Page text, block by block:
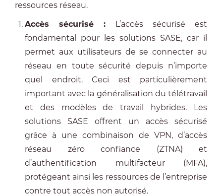
ressources réseau.
Accès sécurisé : L’accès sécurisé est
fondamental pour les solutions SASE, car il
permet aux utilisateurs de se connecter au
réseau en toute sécurité depuis n’importe
quel endroit. Ceci est particulièrement
important avec la généralisation du télétravail
et des modèles de travail hybrides. Les
solutions SASE offrent un accès sécurisé
grâce à une combinaison de VPN, d’accès
réseau zéro confiance (ZTNA) et
d’authentification multifacteur (MFA),
protégeant ainsi les ressources de l’entreprise
contre tout accès non autorisé.